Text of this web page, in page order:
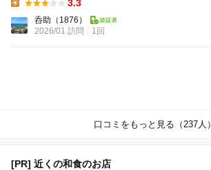
3.3
呑助 （1876）
2026/01 訪問
1回
口コミをもっと見る（237人）
[PR] 近くの和食のお店